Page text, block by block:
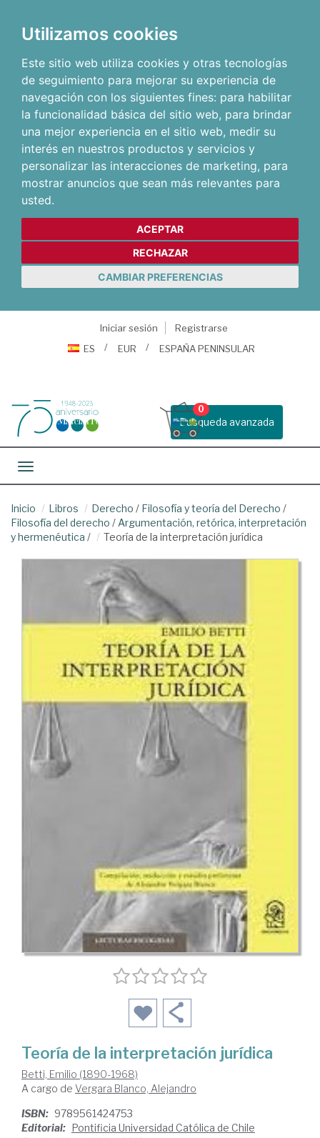
Utilizamos cookies
Este sitio web utiliza cookies y otras tecnologías
de seguimiento para mejorar su experiencia de
navegación con los siguientes fines: para habilitar
la funcionalidad básica del sitio web, para brindar
una mejor experiencia en el sitio web, medir su
interés en nuestros productos y servicios y
personalizar las interacciones de marketing, para
mostrar anuncios que sean más relevantes para
usted.
ACEPTAR
RECHAZAR
CAMBIAR PREFERENCIAS
Iniciar sesión
Registrarse
ES
EUR ESPAÑA PENINSULAR
Busqueda avanzada
0
Toggle navigation
Inicio Libros Derecho / Filosofía y teoría del Derecho /
Filosofía del derecho / Argumentación, retórica, interpretación
y hermenéutica / Teoría de la interpretación jurídica
Teoría de la interpretación jurídica
Betti, Emilio (1890-1968)
A cargo de Vergara Blanco, Alejandro
ISBN: 9789561424753
Editorial: Pontificia Universidad Católica de Chile